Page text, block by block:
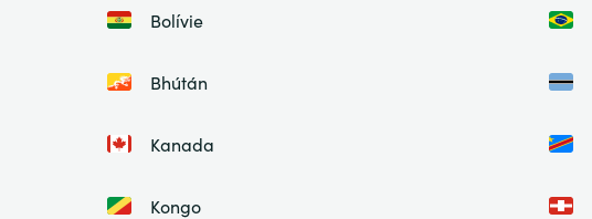
Bolívie
Bhútán
Kanada
Kongo